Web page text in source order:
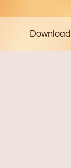
Download